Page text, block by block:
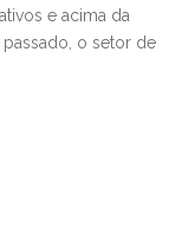
e acima da
o setor de